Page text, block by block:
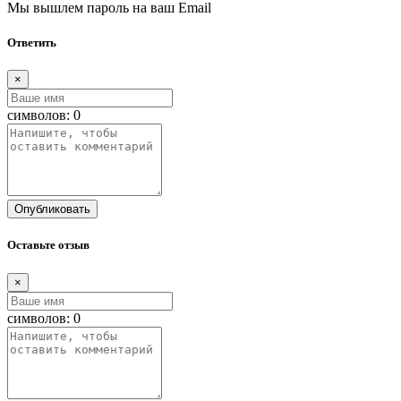
Мы вышлем пароль на ваш Email
Ответить
×
символов: 0
Опубликовать
Оставьте отзыв
×
символов: 0